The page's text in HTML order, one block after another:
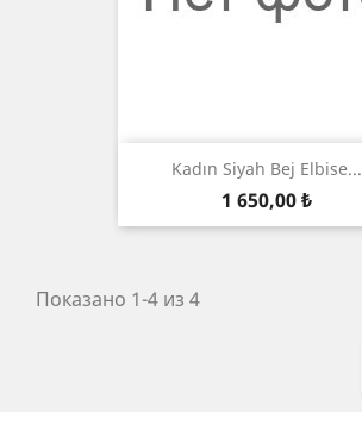
Kadın Siyah Bej Elbise...
Цена
1 650,00 ₺
Показано 1-4 из 4